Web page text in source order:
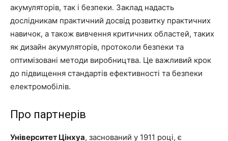
акумуляторів, так і безпеки. Заклад надасть
дослідникам практичний досвід розвитку практичних
навичок, а також вивчення критичних областей, таких
як дизайн акумуляторів, протоколи безпеки та
оптимізовані методи виробництва. Це важливий крок
до підвищення стандартів ефективності та безпеки
електромобілів.
Про партнерів
Університет Цінхуа, заснований у 1911 році, є